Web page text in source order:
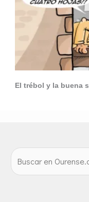
El trébol y la buena